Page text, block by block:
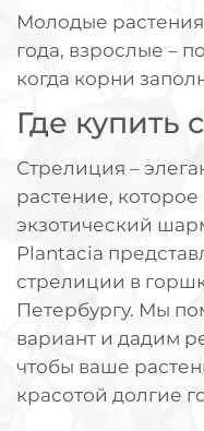
Молодые
года, взрослые –
когда корни
Где купить
Стрелиция –
растение,
экзотический
Plantacia
стрелиции в
Петербургу. Мы
вариант и дадим
чтобы ваше
красотой долгие